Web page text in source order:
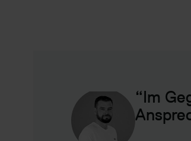
“Im